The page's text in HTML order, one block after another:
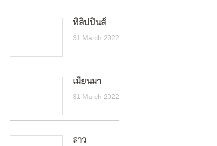
ฟิลิปปินส์
31 March 2022
เมียนมา
31 March 2022
ลาว